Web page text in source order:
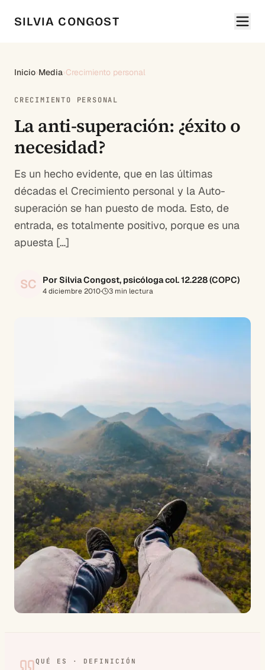
SILVIA CONGOST
Inicio›Media›Crecimiento personal
CRECIMIENTO PERSONAL
La anti-superación: ¿éxito o
necesidad?
Es un hecho evidente, que en las últimas
décadas el Crecimiento personal y la Auto-
superación se han puesto de moda. Esto, de
entrada, es totalmente positivo, porque es una
apuesta […]
SC Por Silvia Congost, psicóloga col. 12.228 (COPC)
4 diciembre 2010· 3 min lectura
QUÉ ES · DEFINICIÓN